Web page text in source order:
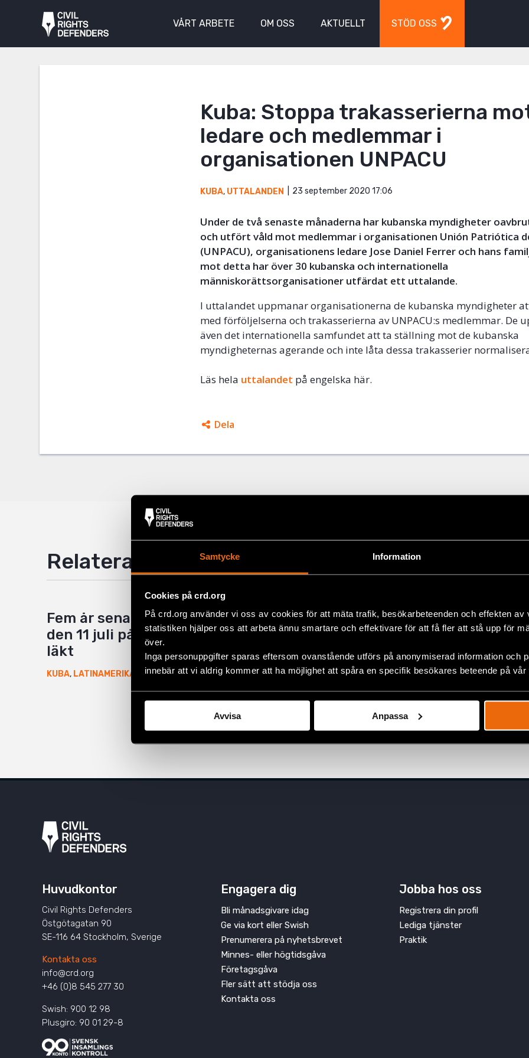
Samtycke Information
Cookies på crd.org
På crd.org använder vi oss av cookies för att mäta trafik, besökarbeteenden och effekten av
statistiken hjälper oss att arbeta ännu smartare och effektivare för att få fler att stå upp för
över.
Inga personuppgifter sparas eftersom ovanstående utförs på anonymiserad information och
innebär att vi aldrig kommer att ha möjlighet att spåra en specifik besökares beteende på vår
Avvisa Anpassa
VÅRT ARBETE OM OSS AKTUELLT STÖD OSS
Kuba: Stoppa trakasserierna
ledare och medlemmar i
organisationen UNPACU
KUBA, UTTALANDEN 23 september 2020 17:06
Under de två senaste månaderna har kubanska myndigheter
och utfört våld mot medlemmar i organisationen Unión Patriótica
(UNPACU), organisationens ledare Jose Daniel Ferrer och hans
mot detta har över 30 kubanska och internationella
människorättsorganisationer utfärdat ett uttalande.
I uttalandet uppmanar organisationerna de kubanska myndigheter
med förföljelserna och trakasserierna av UNPACU:s medlemmar. De
även det internationella samfundet att ta ställning mot de kubanska
myndigheternas agerande och inte låta dessa trakasserier
Läs hela uttalandet på engelska här.
Dela
Google+
Relaterade artiklar
Fem år senare har såret från
den 11 juli på Kuba ännu inte
läkt
KUBA, LATINAMERIKA NYHETER 6 augusti 2026
Debatt: Stöd till oberoende
medier ger kubaner en röst i
mörkret
KUBA,LATINAMERIKA,NYHETER 21 maj 2026
Huvudkontor
Civil Rights Defenders
Östgötagatan 90
SE-116 64 Stockholm, Sverige
Kontakta oss
info@crd.org
+46 (0)8 545 277 30
Swish: 900 12 98
Plusgiro: 90 01 29-8
Engagera dig
Bli månadsgivare idag
Ge via kort eller Swish
Prenumerera på nyhetsbrevet
Minnes- eller högtidsgåva
Företagsgåva
Fler sätt att stödja oss
Kontakta oss
Jobba hos oss
Registrera din profil
Lediga tjänster
Praktik